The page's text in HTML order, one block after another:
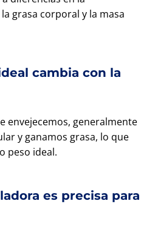
grasa corporal y la masa
cambia con la
envejecemos, generalmente
y ganamos grasa, lo que
peso ideal.
es precisa para